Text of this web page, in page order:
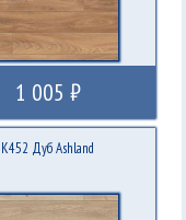
1 005 ₽
K452 Дуб Ashland